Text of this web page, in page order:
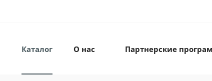
Каталог О нас Партнерские